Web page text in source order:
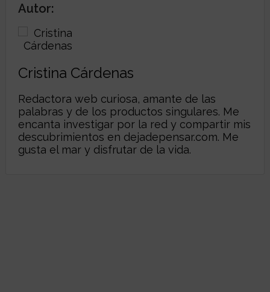
Autor:
Cristina Cárdenas
Redactora web curiosa, amante de las
palabras y de los productos singulares. Me
encanta investigar por la red y compartir mis
descubrimientos en dejadepensar.com. Me
gusta el mar y disfrutar de la vida.